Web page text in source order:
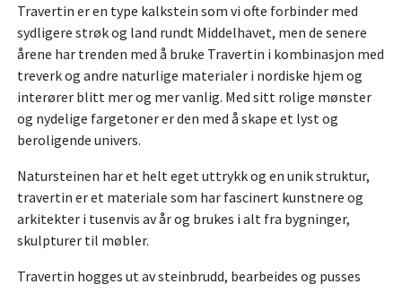
Travertin er en type kalkstein som vi ofte forbinder med
sydligere strøk og land rundt Middelhavet, men de senere
årene har trenden med å bruke Travertin i kombinasjon med
treverk og andre naturlige materialer i nordiske hjem og
interører blitt mer og mer vanlig. Med sitt rolige mønster
og nydelige fargetoner er den med å skape et lyst og
beroligende univers.
Natursteinen har et helt eget uttrykk og en unik struktur,
travertin er et materiale som har fascinert kunstnere og
arkitekter i tusenvis av år og brukes i alt fra bygninger,
skulpturer til møbler.
Travertin hogges ut av steinbrudd, bearbeides og pusses